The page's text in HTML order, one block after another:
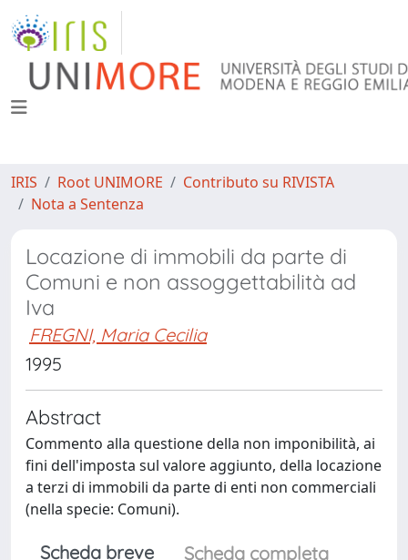
IRIS Root UNIMORE
Contributo su RIVISTA
Nota a Sentenza
Locazione di immobili da parte di
Comuni e non assoggettabilità ad
Iva
FREGNI, Maria Cecilia
1995
Abstract
Commento alla questione della non imponibilità, ai
fini dell'imposta sul valore aggiunto, della locazione
a terzi di immobili da parte di enti non commerciali
(nella specie: Comuni).
Scheda breve
Scheda completa